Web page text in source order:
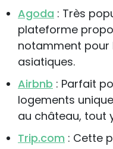
Agoda : Très
plateforme
notamment pour
asiatiques.
Airbnb : Parfait
logements
au château, tout
Trip.com : Cette